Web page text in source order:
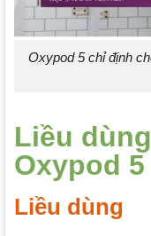
Oxypod 5 chỉ định
Liều
Oxypod 5
Liều dùng